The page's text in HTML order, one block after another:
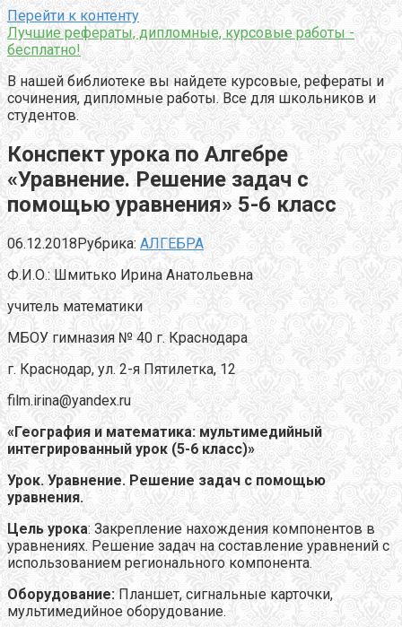
Перейти к контенту
Лучшие рефераты, дипломные, курсовые работы -
бесплатно!
В нашей библиотеке вы найдете курсовые, рефераты и
сочинения, дипломные работы. Все для школьников и
студентов.
Конспект урока по Алгебре
«Уравнение. Решение задач с
помощью уравнения» 5-6 класс
06.12.2018Рубрика: АЛГЕБРА
Ф.И.О.: Шмитько Ирина Анатольевна
учитель математики
МБОУ гимназия № 40 г. Краснодара
г. Краснодар, ул. 2-я Пятилетка, 12
film.irina@yandex.ru
«География и математика: мультимедийный
интегрированный урок (5-6 класс)»
Урок. Уравнение. Решение задач с помощью
уравнения.
Цель урока: Закрепление нахождения компонентов в
уравнениях. Решение задач на составление уравнений с
использованием регионального компонента.
Оборудование: Планшет, сигнальные карточки,
мультимедийное оборудование.